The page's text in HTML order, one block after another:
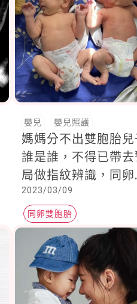
嬰兒 嬰兒照護
媽媽分不出雙胞胎兒
誰是誰，不得已帶去
局做指紋辨識，同卵
胞胎的奇妙遭遇
2023/03/09
同卵雙胞胎
雙胞胎的甘與苦